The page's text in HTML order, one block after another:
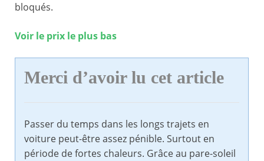
bloqués.
Voir le prix le plus bas
Merci d’avoir lu cet article
Passer du temps dans les longs trajets en
voiture peut-être assez pénible. Surtout en
période de fortes chaleurs. Grâce au pare-soleil